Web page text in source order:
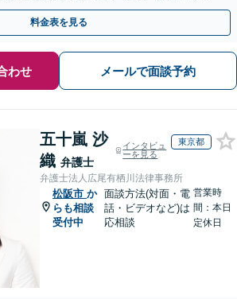
も対応【休日・夜間相談可】
料金表を見る
わせ メールで面談予約
五十嵐 沙
織 弁護士
インタビュ
ーを見る
東京都
弁護士法人広尾有栖川法律事務所
松阪市 か
らも相談
受付中
面談方法(対面・電
話・ビデオなど)は
応相談
営業時
間：本日
定休日